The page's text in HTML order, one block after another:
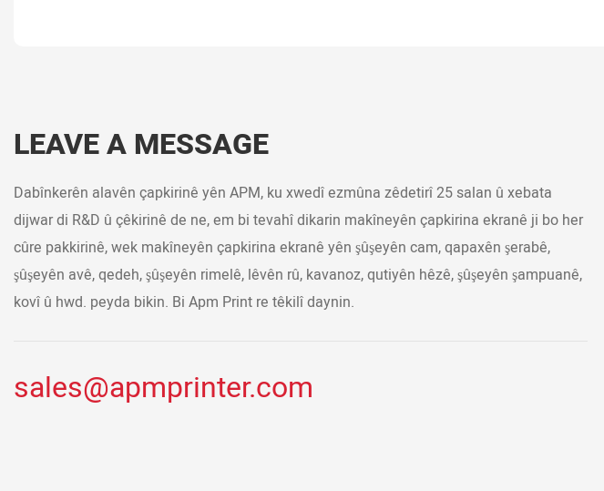
LEAVE A MESSAGE
Dabînkerên alavên çapkirinê yên APM, ku xwedî ezmûna zêdetirî 25 salan û xebata
dijwar di R&D û çêkirinê de ne, em bi tevahî dikarin makîneyên çapkirina ekranê ji bo her
cûre pakkirinê, wek makîneyên çapkirina ekranê yên şûşeyên cam, qapaxên şerabê,
şûşeyên avê, qedeh, şûşeyên rimelê, lêvên rû, kavanoz, qutiyên hêzê, şûşeyên şampuanê,
kovî û hwd. peyda bikin. Bi Apm Print re têkilî daynin.
sales@apmprinter.com